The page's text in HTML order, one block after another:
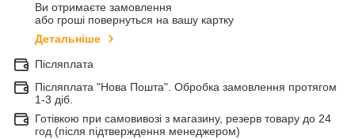
Ви отримаєте замовлення
або гроші повернуться на вашу картку
Детальніше
Післяплата
Післяплата "Нова Пошта". Обробка замовлення протягом
1-3 діб.
Готівкою при самовивозі з магазину, резерв товару до 24
год (після підтверждення менеджером)